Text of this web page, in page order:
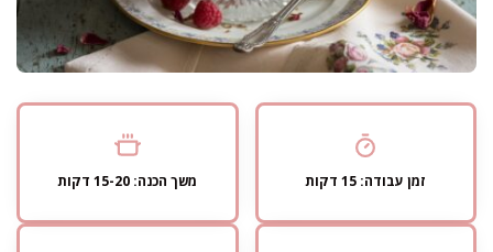
זמן עבודה: 15 דקות משך הכנה: 15-20 דקות